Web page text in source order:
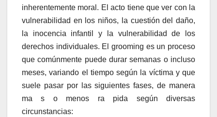
inherentemente moral. El acto tiene que ver con la
vulnerabilidad en los niños, la cuestión del daño,
la inocencia infantil y la vulnerabilidad de los
derechos individuales. El grooming es un proceso
que comúnmente puede durar semanas o incluso
meses, variando el tiempo según la víctima y que
suele pasar por las siguientes fases, de manera
ma s o menos ra pida según diversas
circunstancias: